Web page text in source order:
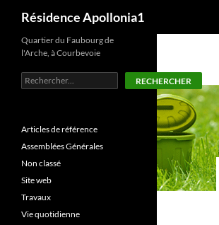
Aller
contenu
Résidence Apollonia1
Quartier du Faubourg de
l'Arche, à Courbevoie
Rechercher RECHERCHER
Articles de référence
Assemblées Générales
Non classé
Site web
Travaux
Vie quotidienne